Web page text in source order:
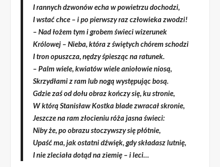
I rannych dzwonów echa w powietrzu dochodzi,
I wstać chce – i po pierwszy raz człowieka zwodzi!
– Nad łożem tym i grobem świeci wizerunek
Królowej – Nieba, która z świętych chórem schodzi
I tron opuszcza, nędzy śpiesząc na ratunek.
– Palm wiele, kwiatów wiele aniołowie niosą,
Skrzydłami z ram lub nogą występując bosą.
Gdzie zaś od dołu obraz kończy się, ku stronie,
W którą Stanisław Kostka blade zwracał skronie,
Jeszcze na ram złocieniu róża jasna świeci:
Niby że, po obrazu stoczywszy się płótnie,
Upaść ma, jak ostatni dźwięk, gdy składasz lutnię,
I nie zleciała dotąd na ziemię – i leci…